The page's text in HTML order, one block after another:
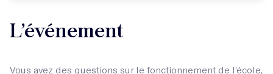
L’événement
Vous avez des questions sur le fonctionnement de l’école,